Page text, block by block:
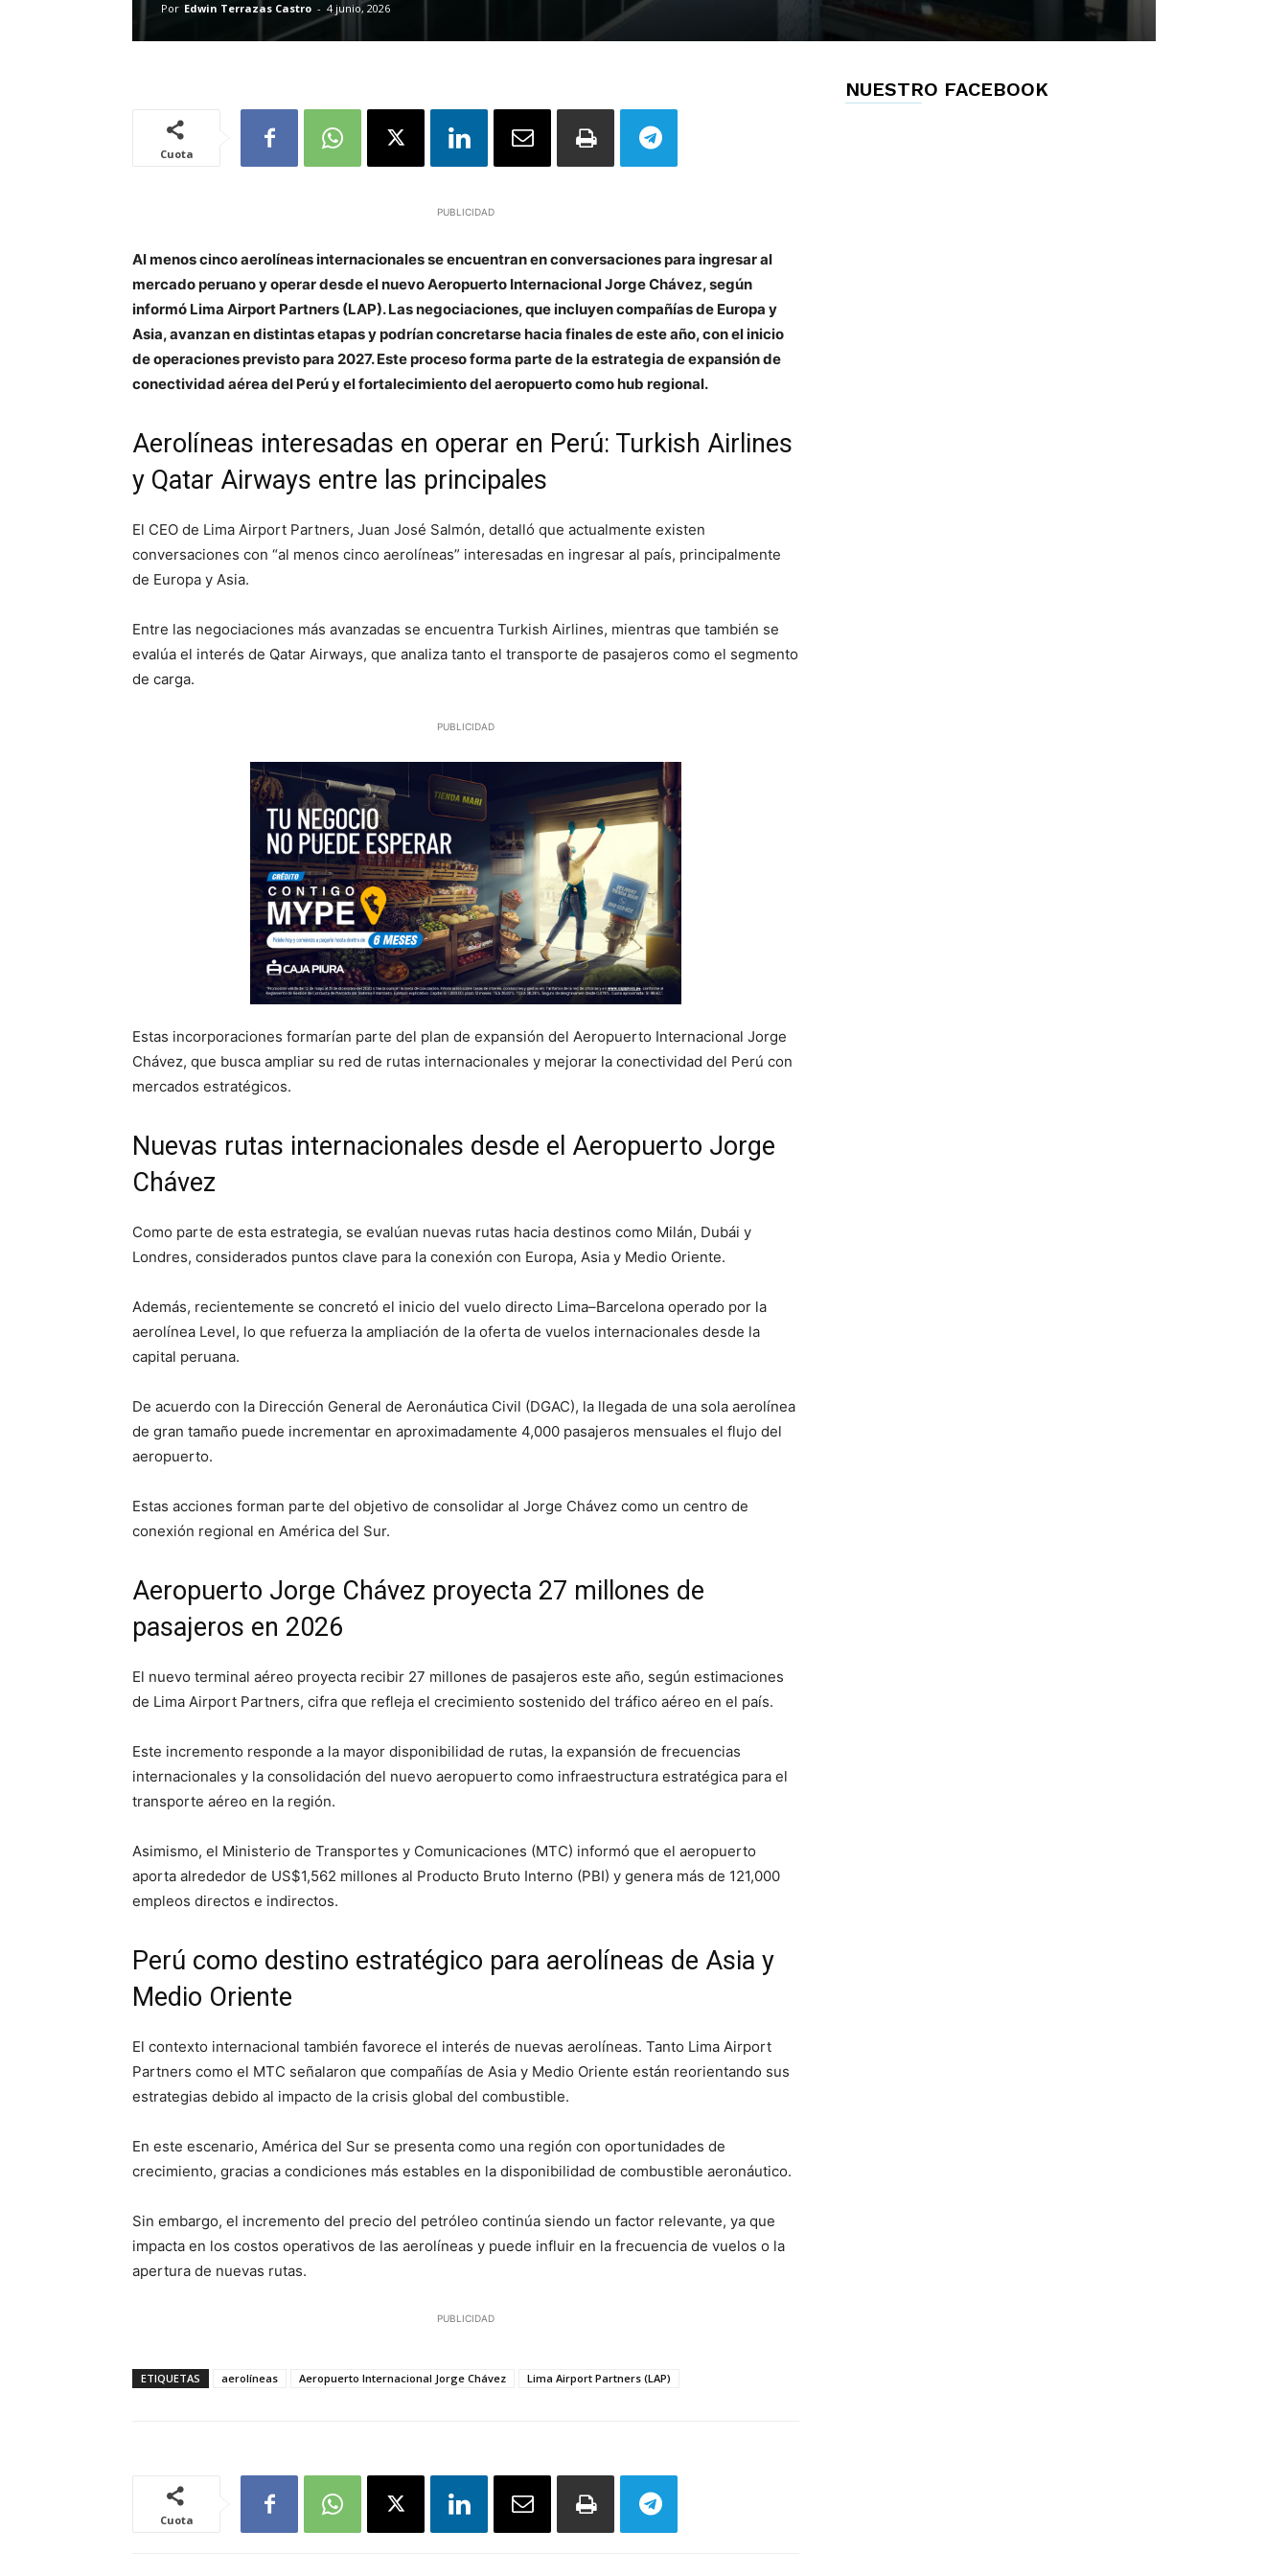
Por Edwin Terrazas Castro - 4 junio, 2026
Cuota
PUBLICIDAD
Al menos cinco aerolíneas internacionales se encuentran en conversaciones para ingresar al
mercado peruano y operar desde el nuevo Aeropuerto Internacional Jorge Chávez, según
informó Lima Airport Partners (LAP). Las negociaciones, que incluyen compañías de Europa y
Asia, avanzan en distintas etapas y podrían concretarse hacia finales de este año, con el inicio
de operaciones previsto para 2027. Este proceso forma parte de la estrategia de expansión de
conectividad aérea del Perú y el fortalecimiento del aeropuerto como hub regional.
Aerolíneas interesadas en operar en Perú: Turkish Airlines
y Qatar Airways entre las principales
El CEO de Lima Airport Partners, Juan José Salmón, detalló que actualmente existen
conversaciones con “al menos cinco aerolíneas” interesadas en ingresar al país, principalmente
de Europa y Asia.
Entre las negociaciones más avanzadas se encuentra Turkish Airlines, mientras que también se
evalúa el interés de Qatar Airways, que analiza tanto el transporte de pasajeros como el segmento
de carga.
PUBLICIDAD
Estas incorporaciones formarían parte del plan de expansión del Aeropuerto Internacional Jorge
Chávez, que busca ampliar su red de rutas internacionales y mejorar la conectividad del Perú con
mercados estratégicos.
Nuevas rutas internacionales desde el Aeropuerto Jorge
Chávez
Como parte de esta estrategia, se evalúan nuevas rutas hacia destinos como Milán, Dubái y
Londres, considerados puntos clave para la conexión con Europa, Asia y Medio Oriente.
Además, recientemente se concretó el inicio del vuelo directo Lima–Barcelona operado por la
aerolínea Level, lo que refuerza la ampliación de la oferta de vuelos internacionales desde la
capital peruana.
De acuerdo con la Dirección General de Aeronáutica Civil (DGAC), la llegada de una sola aerolínea
de gran tamaño puede incrementar en aproximadamente 4,000 pasajeros mensuales el flujo del
aeropuerto.
Estas acciones forman parte del objetivo de consolidar al Jorge Chávez como un centro de
conexión regional en América del Sur.
Aeropuerto Jorge Chávez proyecta 27 millones de
pasajeros en 2026
El nuevo terminal aéreo proyecta recibir 27 millones de pasajeros este año, según estimaciones
de Lima Airport Partners, cifra que refleja el crecimiento sostenido del tráfico aéreo en el país.
Este incremento responde a la mayor disponibilidad de rutas, la expansión de frecuencias
internacionales y la consolidación del nuevo aeropuerto como infraestructura estratégica para el
transporte aéreo en la región.
Asimismo, el Ministerio de Transportes y Comunicaciones (MTC) informó que el aeropuerto
aporta alrededor de US$1,562 millones al Producto Bruto Interno (PBI) y genera más de 121,000
empleos directos e indirectos.
Perú como destino estratégico para aerolíneas de Asia y
Medio Oriente
El contexto internacional también favorece el interés de nuevas aerolíneas. Tanto Lima Airport
Partners como el MTC señalaron que compañías de Asia y Medio Oriente están reorientando sus
estrategias debido al impacto de la crisis global del combustible.
En este escenario, América del Sur se presenta como una región con oportunidades de
crecimiento, gracias a condiciones más estables en la disponibilidad de combustible aeronáutico.
Sin embargo, el incremento del precio del petróleo continúa siendo un factor relevante, ya que
impacta en los costos operativos de las aerolíneas y puede influir en la frecuencia de vuelos o la
apertura de nuevas rutas.
PUBLICIDAD
ETIQUETAS aerolíneas Aeropuerto Internacional Jorge Chávez Lima Airport Partners (LAP)
Cuota
NUESTRO FACEBOOK